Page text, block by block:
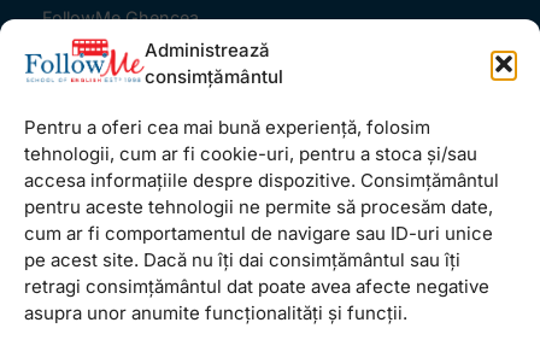
Administrează
consimțământul
Pentru a oferi cea mai bună experiență, folosim
tehnologii, cum ar fi cookie-uri, pentru a stoca și/sau
accesa informațiile despre dispozitive. Consimțământul
pentru aceste tehnologii ne permite să procesăm date,
cum ar fi comportamentul de navigare sau ID-uri unice
pe acest site. Dacă nu îți dai consimțământul sau îți
retragi consimțământul dat poate avea afecte negative
asupra unor anumite funcționalități și funcții.
FollowMe Ghencea
FollowMe Titan
Informații Utile
Regulament FollowMe
Structură an școlar
Contact
Testimoniale
GDPR